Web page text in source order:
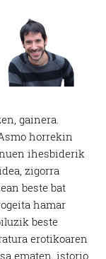
gainera.
horrekin
ihesbiderik
zigorra
beste bat
hamar
beste
erotikoaren
ematen, istorio